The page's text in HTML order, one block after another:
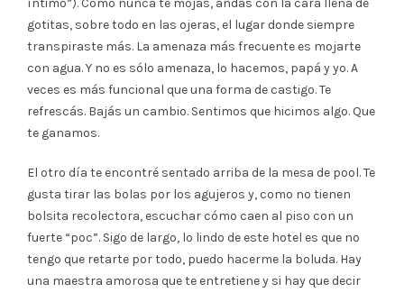
íntimo”). Como nunca te mojás, andás con la cara llena de
gotitas, sobre todo en las ojeras, el lugar donde siempre
transpiraste más. La amenaza más frecuente es mojarte
con agua. Y no es sólo amenaza, lo hacemos, papá y yo. A
veces es más funcional que una forma de castigo. Te
refrescás. Bajás un cambio. Sentimos que hicimos algo. Que
te ganamos.
El otro día te encontré sentado arriba de la mesa de pool. Te
gusta tirar las bolas por los agujeros y, como no tienen
bolsita recolectora, escuchar cómo caen al piso con un
fuerte “poc”. Sigo de largo, lo lindo de este hotel es que no
tengo que retarte por todo, puedo hacerme la boluda. Hay
una maestra amorosa que te entretiene y si hay que decir